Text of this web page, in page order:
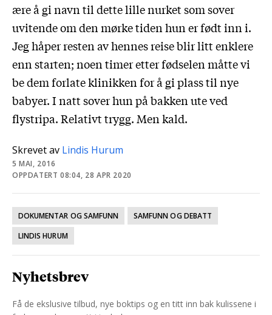
Skrevet av Lindis Hurum
5 MAI, 2016
OPPDATERT 08:04, 28 APR 2020
DOKUMENTAR OG SAMFUNN
SAMFUNN OG DEBATT
LINDIS HURUM
Nyhetsbrev
Få de ekslusive tilbud, nye boktips og en titt inn bak kulissene i
ære å gi navn til dette lille nurket som sover
uvitende om den mørke tiden hun er født inn i.
Jeg håper resten av hennes reise blir litt enklere
enn starten; noen timer etter fødselen måtte vi
be dem forlate klinikken for å gi plass til nye
babyer. I natt sover hun på bakken ute ved
flystripa. Relativt trygg. Men kald.